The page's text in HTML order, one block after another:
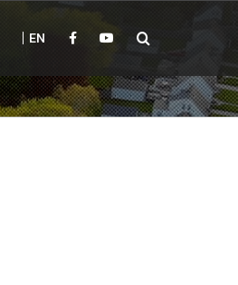
EN